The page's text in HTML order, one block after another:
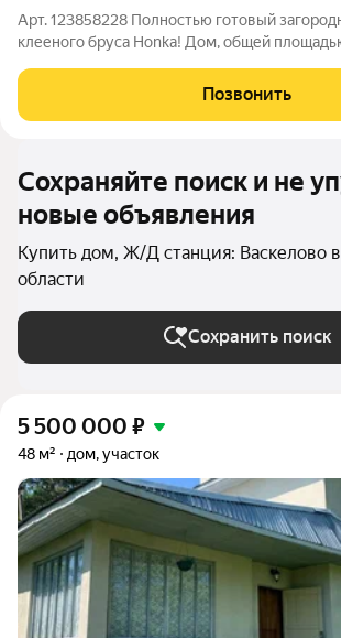
Арт. 123858228 Полностью готовый
клееного бруса Honka! Дом, общей
проекту (в современной стилистике)!
функциональная планировка и узнаваемый
Позвонить
Сохраняйте поиск и не
новые объявления
Купить дом, Ж/Д станция: Васкелово
области
Сохранить поиск
5 500 000 ₽
48 м² дом, участок